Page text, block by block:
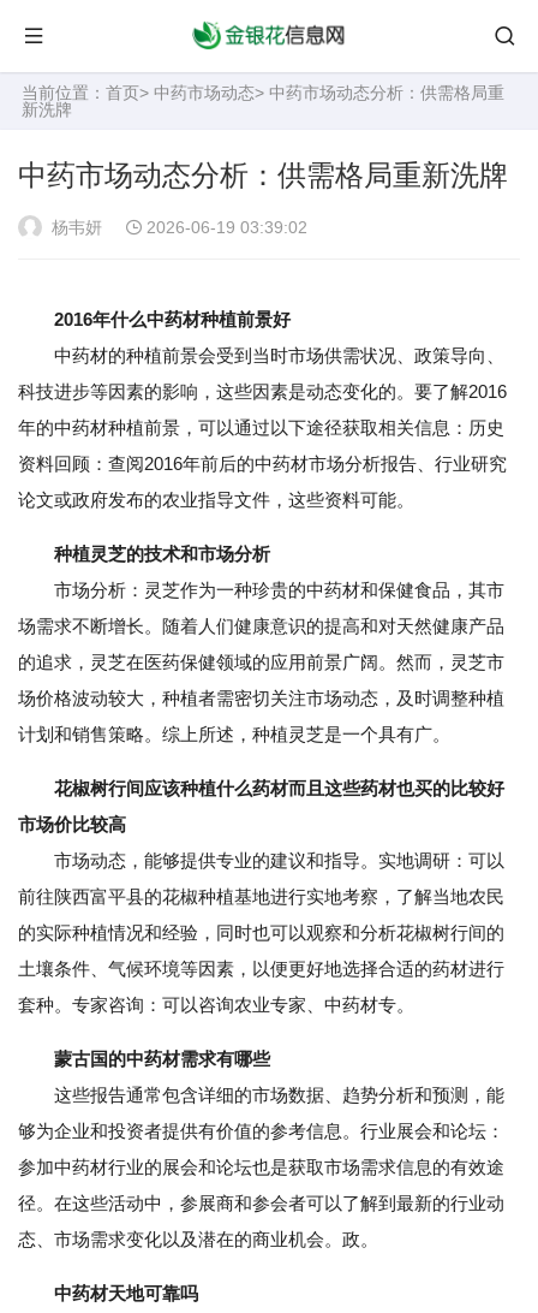
当前位置： 首页> 中药市场动态> 中药市场动态分析：供需格局重
新洗牌
中药市场动态分析：供需格局重新洗牌
杨韦妍 2026-06-19 03:39:02
2016年什么中药材种植前景好
中药材的种植前景会受到当时市场供需状况、政策导向、
科技进步等因素的影响，这些因素是动态变化的。要了解2016
年的中药材种植前景，可以通过以下途径获取相关信息：历史
资料回顾：查阅2016年前后的中药材市场分析报告、行业研究
论文或政府发布的农业指导文件，这些资料可能。
种植灵芝的技术和市场分析
市场分析：灵芝作为一种珍贵的中药材和保健食品，其市
场需求不断增长。随着人们健康意识的提高和对天然健康产品
的追求，灵芝在医药保健领域的应用前景广阔。然而，灵芝市
场价格波动较大，种植者需密切关注市场动态，及时调整种植
计划和销售策略。综上所述，种植灵芝是一个具有广。
花椒树行间应该种植什么药材而且这些药材也买的比较好
市场价比较高
市场动态，能够提供专业的建议和指导。实地调研：可以
前往陕西富平县的花椒种植基地进行实地考察，了解当地农民
的实际种植情况和经验，同时也可以观察和分析花椒树行间的
土壤条件、气候环境等因素，以便更好地选择合适的药材进行
套种。专家咨询：可以咨询农业专家、中药材专。
蒙古国的中药材需求有哪些
这些报告通常包含详细的市场数据、趋势分析和预测，能
够为企业和投资者提供有价值的参考信息。行业展会和论坛：
参加中药材行业的展会和论坛也是获取市场需求信息的有效途
径。在这些活动中，参展商和参会者可以了解到最新的行业动
态、市场需求变化以及潜在的商业机会。政。
中药材天地可靠吗